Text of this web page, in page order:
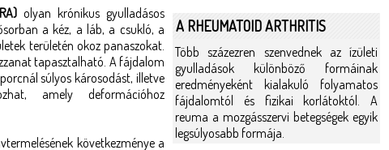
A RHEUMATOID ARTHRITIS
Több százezren szenvednek az ízületi
gyulladások különböző formáinak
eredményeként kialakuló folyamatos
fájdalomtól és fizikai korlátoktól. A
reuma a mozgásszervi betegségek egyik
legsúlyosabb formája.
olyan krónikus gyulladásos
a kéz, a láb, a csukló, a
területén okoz panaszokat.
tapasztalható. A fájdalom
súlyos károsodást, illetve
amely deformációhoz
következménye a